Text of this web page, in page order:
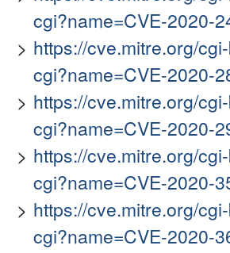
cgi?name=CVE-2020-
https://cve.mitre.org/
cgi?name=CVE-2020-
https://cve.mitre.org/
cgi?name=CVE-2020-
https://cve.mitre.org/
cgi?name=CVE-2020-
https://cve.mitre.org/
cgi?name=CVE-2020-